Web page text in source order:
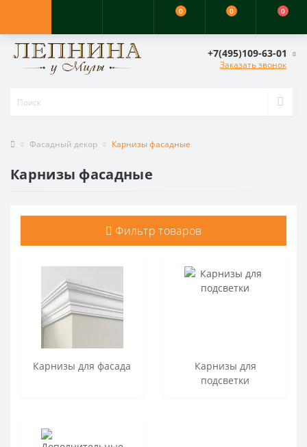
0 0 0
+7(495)109-63-01
Заказать звонок
Фасадный декор Карнизы фасадные
Карнизы фасадные
Фильтр товаров
Карнизы для фасада
Карнизы для
подсветки